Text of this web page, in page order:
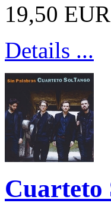
19,50 EUR
Details ...
Cuarteto